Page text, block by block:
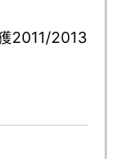
2011/2013